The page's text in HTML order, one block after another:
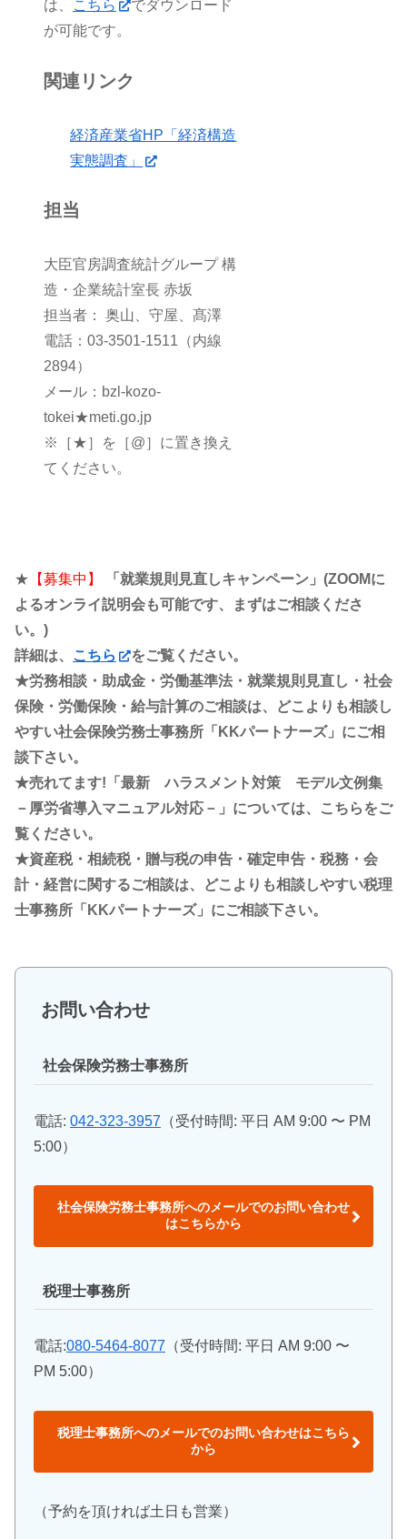
は、 こちら
でダウンロード
が可能です。
関連リンク
経済産業省HP「経済構造
実態調査」
担当
大臣官房調査統計グループ 構
造・企業統計室長 赤坂
担当者： 奥山、守屋、髙澤
電話：03-3501-1511（内線
2894）
メール：bzl-kozo-
tokei★meti.go.jp
※［★］を［@］に置き換え
てください。
★ 【募集中】
「就業規則見直しキャンペーン」(ZOOMに
よるオンライ説明会も可能です、まずはご相談くださ
い。)
詳細は、
こちら
をご覧ください。
★労務相談・助成金・労働基準法・就業規則見直し・社会
保険・労働保険・給与計算のご相談は、どこよりも相談し
やすい社会保険労務士事務所「KKパートナーズ」にご相
談下さい。
★売れてます!「最新 ハラスメント対策 モデル文例集
－厚労省導入マニュアル対応－」については、こちらをご
覧ください。
★資産税・相続税・贈与税の申告・確定申告・税務・会
計・経営に関するご相談は、どこよりも相談しやすい税理
士事務所「KKパートナーズ」にご相談下さい。
お問い合わせ
社会保険労務士事務所
電話: 042-323-3957 （受付時間: 平日 AM 9:00 〜 PM
5:00）
社会保険労務士事務所へのメールでのお問い合わせ
はこちらから
税理士事務所
電話:080-5464-8077 （受付時間: 平日 AM 9:00 〜
PM 5:00）
税理士事務所へのメールでのお問い合わせはこちら
から
（予約を頂ければ土日も営業）